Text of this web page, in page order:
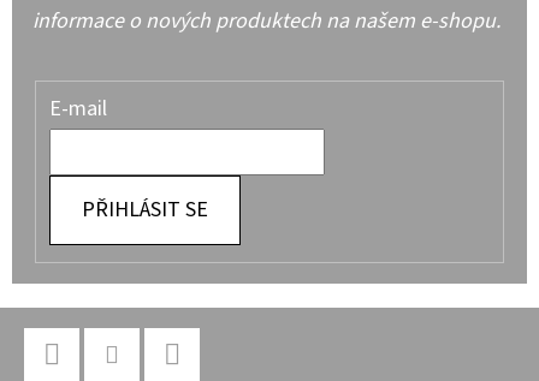
informace o nových produktech na našem e-shopu.
E-mail
PŘIHLÁSIT SE